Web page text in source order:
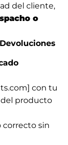
del cliente,
o
con tu
producto
correcto sin